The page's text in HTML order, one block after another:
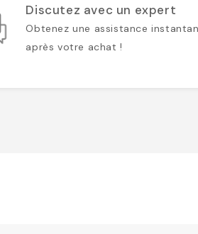
Discutez avec un expert
Obtenez une assistance
après votre achat !